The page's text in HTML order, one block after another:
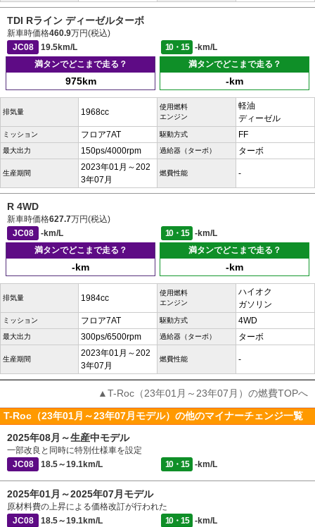
TDI Rライン ディーゼルターボ
新車時価格460.9万円(税込)
JC08
19.5km/L 10・15
-km/L
満タンでどこまで走る？
975km
満タンでどこまで走る？
-km
排気量 1968cc
使用燃料
エンジン
軽油
ディーゼル
ミッション フロア7AT 駆動方式 FF
最大出力 150ps/4000rpm 過給器（ターボ） ターボ
生産期間
2023年01月～202
3年07月
燃費性能 -
R 4WD
新車時価格627.7万円(税込)
JC08
-km/L 10・15
-km/L
満タンでどこまで走る？
-km
満タンでどこまで走る？
-km
排気量 1984cc
使用燃料
エンジン
ハイオク
ガソリン
ミッション フロア7AT 駆動方式 4WD
最大出力 300ps/6500rpm 過給器（ターボ） ターボ
生産期間
2023年01月～202
3年07月
燃費性能 -
▲T-Roc（23年01月～23年07月）の燃費TOPへ
T-Roc（23年01月～23年07月モデル）の他のマイナーチェンジ一覧
2025年08月～生産中モデル
一部改良と同時に特別仕様車を設定
JC08
18.5～19.1km/L 10・15 -km/L
2025年01月～2025年07月モデル
原材料費の上昇による価格改訂が行われた
JC08
18.5～19.1km/L 10・15 -km/L